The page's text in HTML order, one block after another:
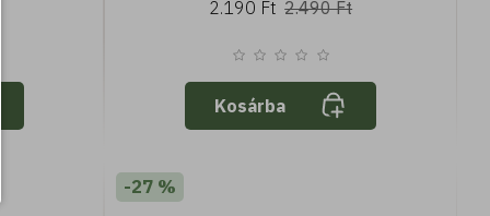
2.190 Ft 2.490 Ft
Kosárba
-27 %